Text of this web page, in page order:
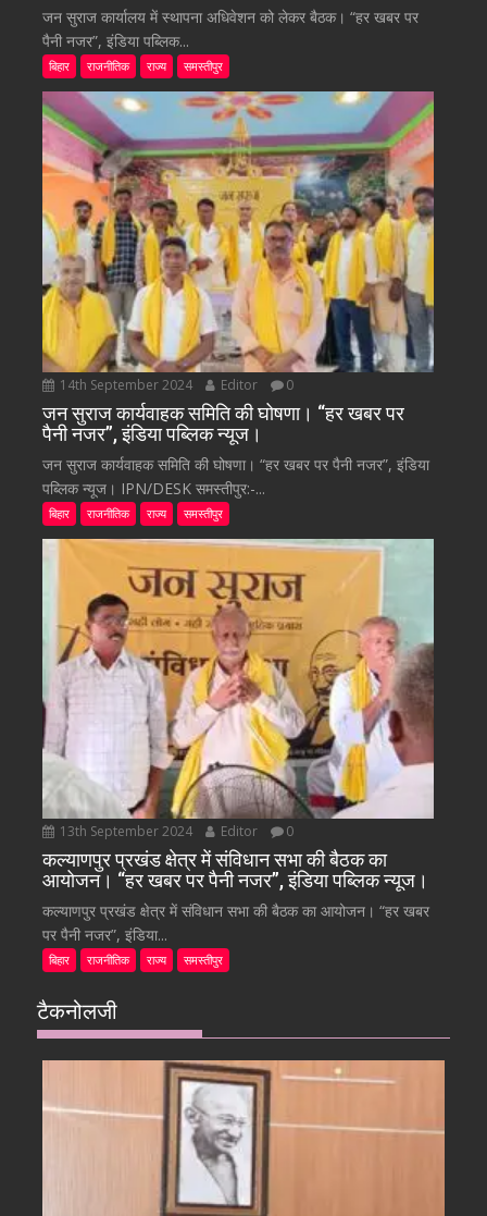
जन सुराज कार्यालय में स्थापना अधिवेशन को लेकर बैठक। “हर खबर पर
पैनी नजर”, इंडिया पब्लिक...
बिहार राजनीतिक राज्य समस्तीपुर
14th September 2024 Editor 0
जन सुराज कार्यवाहक समिति की घोषणा। “हर खबर पर
पैनी नजर”, इंडिया पब्लिक न्यूज।
जन सुराज कार्यवाहक समिति की घोषणा। “हर खबर पर पैनी नजर”, इंडिया
पब्लिक न्यूज। IPN/DESK समस्तीपुर:-...
बिहार राजनीतिक राज्य समस्तीपुर
13th September 2024 Editor 0
कल्याणपुर प्रखंड क्षेत्र में संविधान सभा की बैठक का
आयोजन। “हर खबर पर पैनी नजर”, इंडिया पब्लिक न्यूज।
कल्याणपुर प्रखंड क्षेत्र में संविधान सभा की बैठक का आयोजन। “हर खबर
पर पैनी नजर”, इंडिया...
बिहार राजनीतिक राज्य समस्तीपुर
टैकनोलजी